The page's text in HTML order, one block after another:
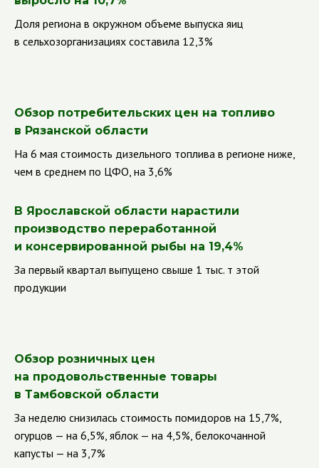
Доля региона в окружном объеме выпуска яиц
в сельхозорганизациях составила 12,3%
Обзор потребительских цен на топливо
в Рязанской области
На 6 мая стоимость дизельного топлива в регионе ниже,
чем в среднем по ЦФО, на 3,6%
В Ярославской области нарастили
производство переработанной
и консервированной рыбы на 19,4%
За первый квартал выпущено свыше 1 тыс. т этой
продукции
Обзор розничных цен
на продовольственные товары
в Тамбовской области
За неделю снизилась стоимость помидоров на 15,7%,
огурцов — на 6,5%, яблок — на 4,5%, белокочанной
капусты — на 3,7%